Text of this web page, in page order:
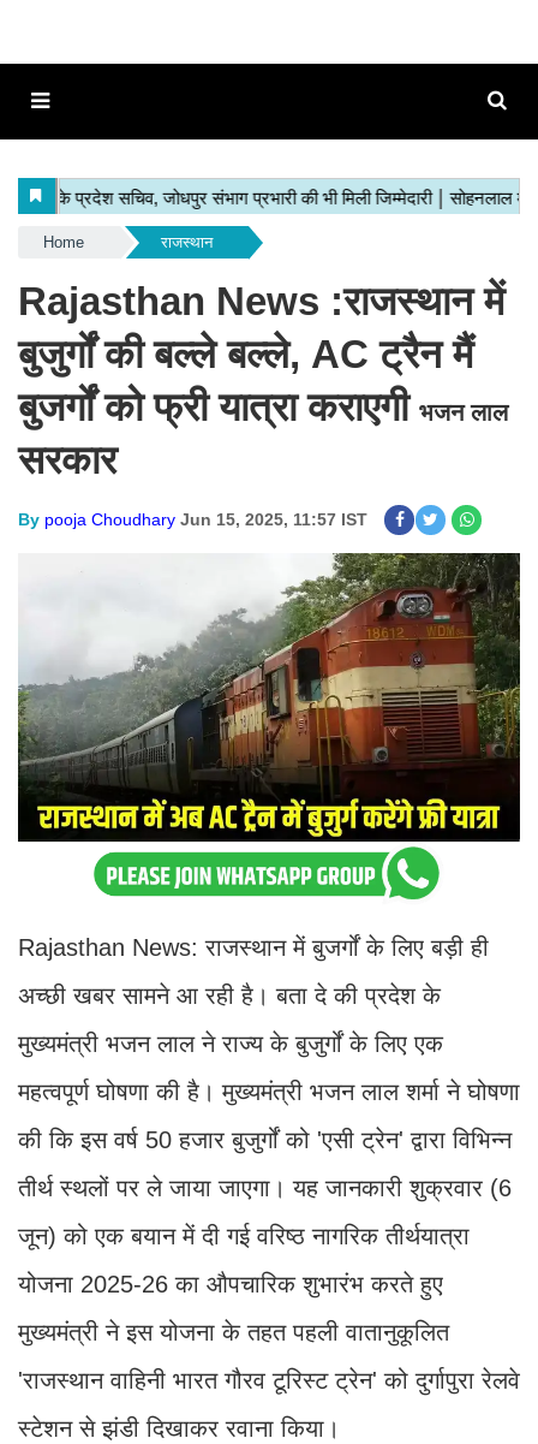
Home राजस्थान
Rajasthan News :राजस्थान में
बुजुर्गों की बल्ले बल्ले, AC ट्रैन मैं
बुजर्गों को फ्री यात्रा कराएगी भजन लाल
सरकार
By pooja Choudhary Jun 15, 2025, 11:57 IST
Rajasthan News: राजस्थान में बुजर्गों के लिए बड़ी ही
अच्छी खबर सामने आ रही है। बता दे की प्रदेश के
मुख्यमंत्री भजन लाल ने राज्य के बुजुर्गों के लिए एक
महत्वपूर्ण घोषणा की है। मुख्यमंत्री भजन लाल शर्मा ने घोषणा
की कि इस वर्ष 50 हजार बुजुर्गों को 'एसी ट्रेन' द्वारा विभिन्न
तीर्थ स्थलों पर ले जाया जाएगा। यह जानकारी शुक्रवार (6
जून) को एक बयान में दी गई वरिष्ठ नागरिक तीर्थयात्रा
योजना 2025-26 का औपचारिक शुभारंभ करते हुए
मुख्यमंत्री ने इस योजना के तहत पहली वातानुकूलित
'राजस्थान वाहिनी भारत गौरव टूरिस्ट ट्रेन' को दुर्गापुरा रेलवे
स्टेशन से झंडी दिखाकर रवाना किया।